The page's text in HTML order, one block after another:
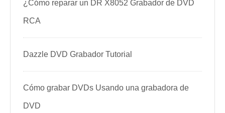
¿Cómo reparar un DR X8052 Grabador de DVD
RCA
Dazzle DVD Grabador Tutorial
Cómo grabar DVDs Usando una grabadora de
DVD